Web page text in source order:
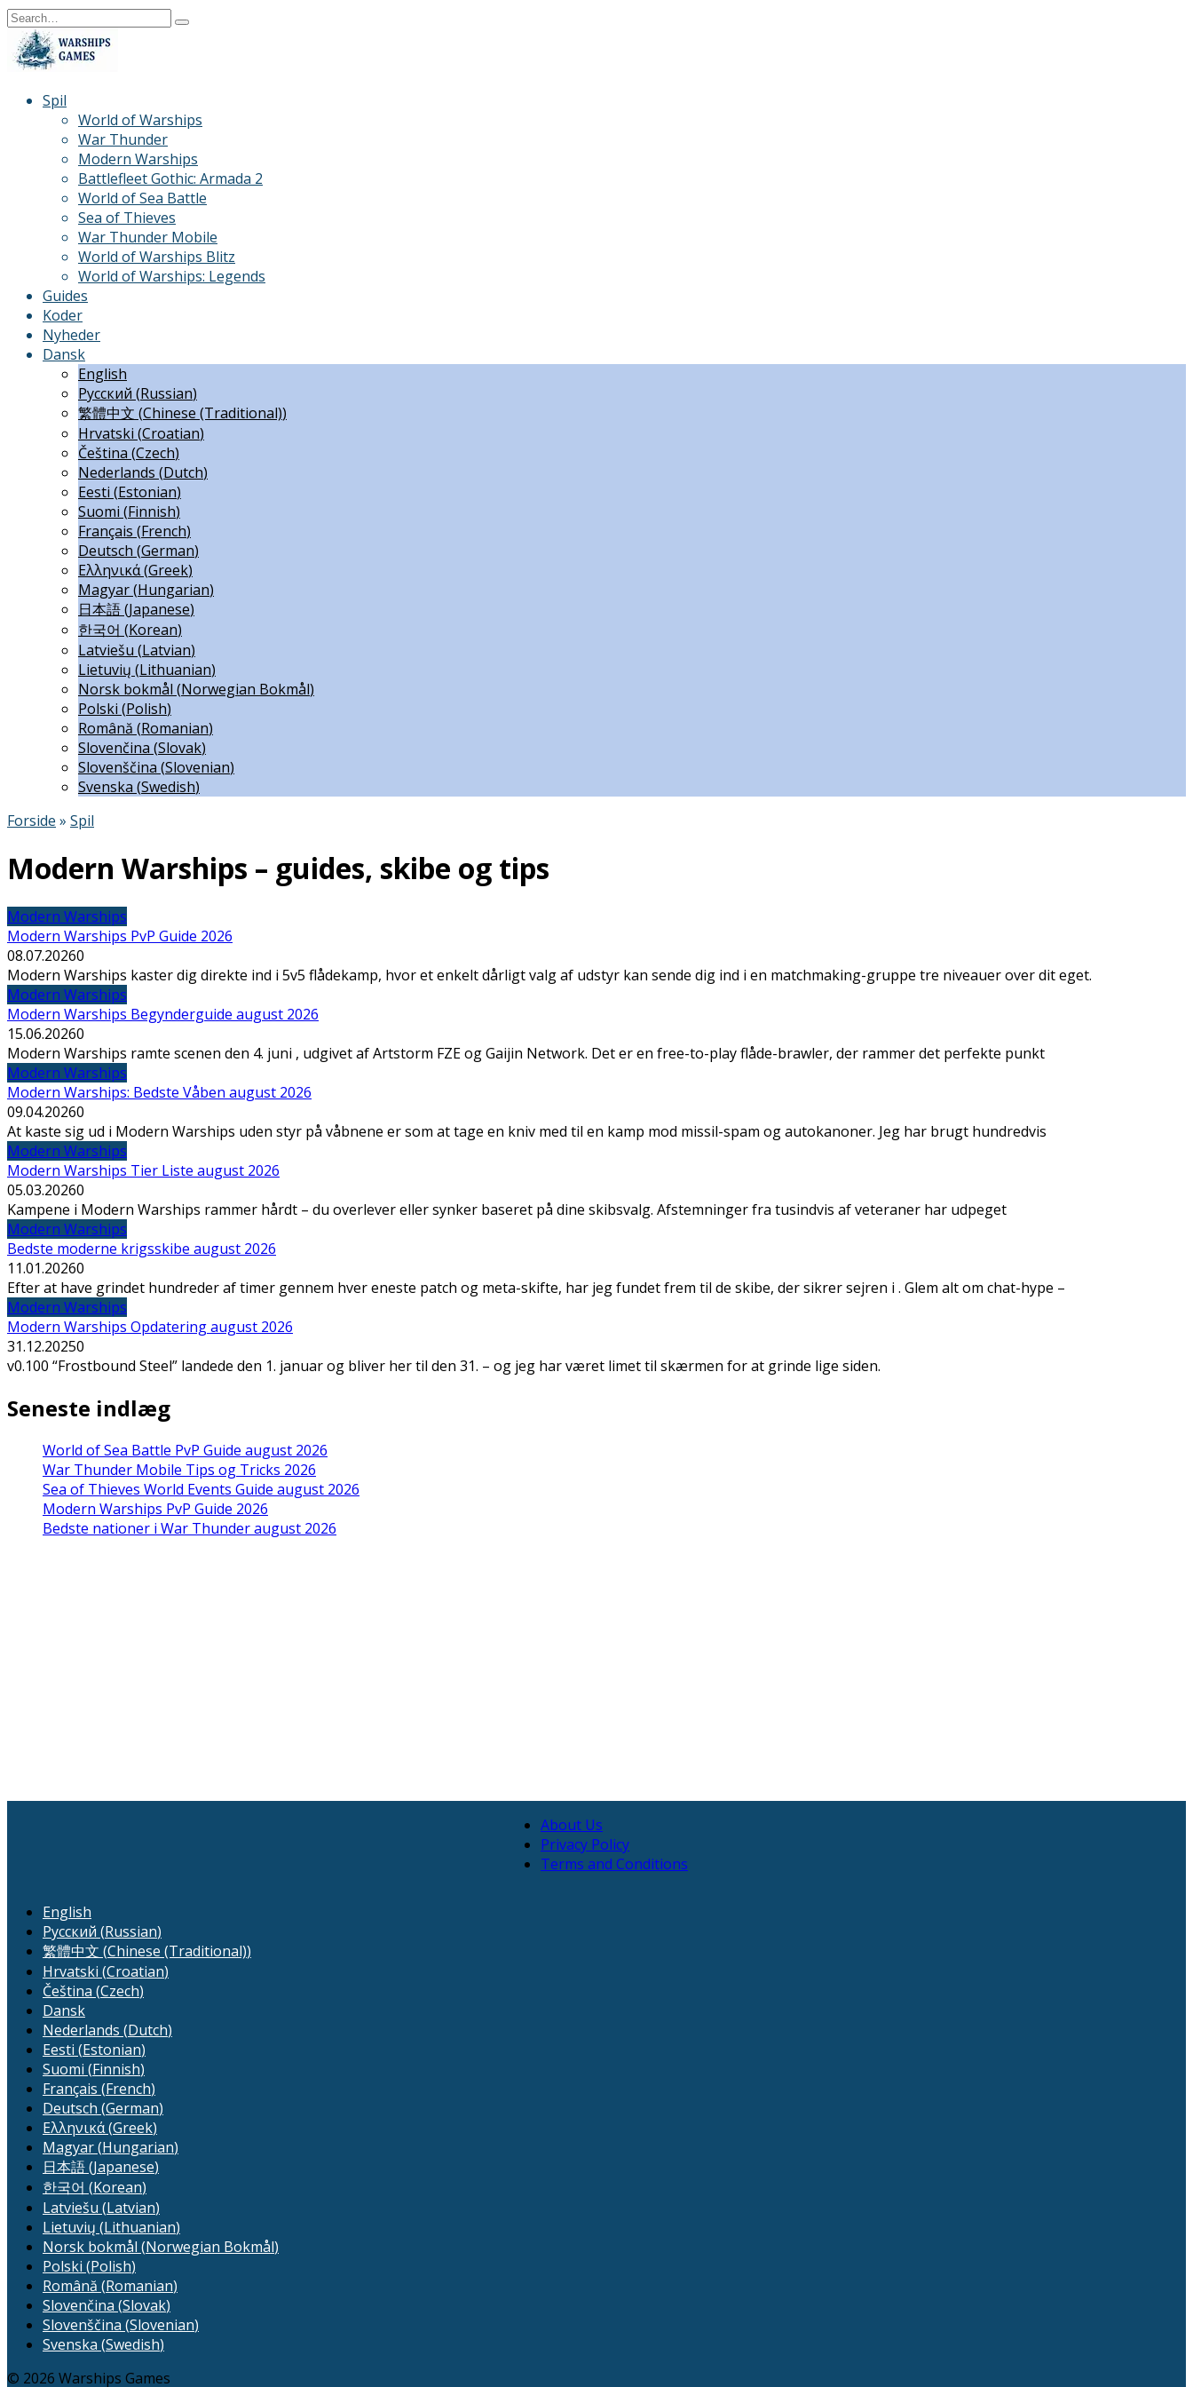
Skip
to
content
Search
for:
Spil
World of Warships
War Thunder
Modern Warships
Battlefleet Gothic: Armada 2
World of Sea Battle
Sea of Thieves
War Thunder Mobile
World of Warships Blitz
World of Warships: Legends
Guides
Koder
Nyheder
Dansk
English
Русский (Russian)
繁體中文 (Chinese (Traditional))
Hrvatski (Croatian)
Čeština (Czech)
Nederlands (Dutch)
Eesti (Estonian)
Suomi (Finnish)
Français (French)
Deutsch (German)
Ελληνικά(Greek)
Magyar(Hungarian)
日本語(Japanese)
한국어 (Korean)
Latviešu (Latvian)
Lietuvių (Lithuanian)
Norsk bokmål (Norwegian Bokmål)
Polski (Polish)
Română (Romanian)
Slovenčina (Slovak)
Slovenščina (Slovenian)
Svenska (Swedish)
Forside » Spil
Modern Warships – guides, skibe og tips
Modern Warships
Modern Warships PvP Guide 2026
08.07.20260
Modern Warships kaster dig direkte ind i 5v5 flådekamp, hvor et enkelt dårligt valg af udstyr kan sende dig ind i en matchmaking-gruppe tre niveauer over dit eget.
Modern Warships
Modern Warships Begynderguide august 2026
15.06.20260
Modern Warships ramte scenen den 4. juni , udgivet af Artstorm FZE og Gaijin Network. Det er en free-to-play flåde-brawler, der rammer det perfekte punkt
Modern Warships
Modern Warships: Bedste Våben august 2026
09.04.20260
At kaste sig ud i Modern Warships uden styr på våbnene er som at tage en kniv med til en kamp mod missil-spam og autokanoner. Jeg har brugt hundredvis
Modern Warships
Modern Warships Tier Liste august 2026
05.03.20260
Kampene i Modern Warships rammer hårdt – du overlever eller synker baseret på dine skibsvalg. Afstemninger fra tusindvis af veteraner har udpeget
Modern Warships
Bedste moderne krigsskibe august 2026
11.01.20260
Efter at have grindet hundreder af timer gennem hver eneste patch og meta-skifte, har jeg fundet frem til de skibe, der sikrer sejren i . Glem alt om chat-hype –
Modern Warships
Modern Warships Opdatering august 2026
31.12.20250
v0.100 “Frostbound Steel” landede den 1. januar og bliver her til den 31. – og jeg har været limet til skærmen for at grinde lige siden.
Seneste indlæg
World of Sea Battle PvP Guide august 2026
War Thunder Mobile Tips og Tricks 2026
Sea of Thieves World Events Guide august 2026
Modern Warships PvP Guide 2026
Bedste nationer i War Thunder august 2026
About Us
Privacy Policy
Terms and Conditions
English
Русский (Russian)
繁體中文 (Chinese (Traditional))
Hrvatski (Croatian)
Čeština (Czech)
Dansk
Nederlands (Dutch)
Eesti (Estonian)
Suomi (Finnish)
Français (French)
Deutsch (German)
Ελληνικά(Greek)
Magyar(Hungarian)
日本語(Japanese)
한국어 (Korean)
Latviešu (Latvian)
Lietuvių (Lithuanian)
Norsk bokmål (Norwegian Bokmål)
Polski (Polish)
Română (Romanian)
Slovenčina (Slovak)
Slovenščina (Slovenian)
Svenska (Swedish)
© 2026 Warships Games